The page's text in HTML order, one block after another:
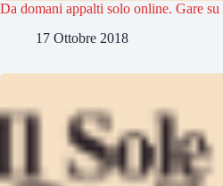
Da domani appalti solo online. Gare
17 Ottobre 2018